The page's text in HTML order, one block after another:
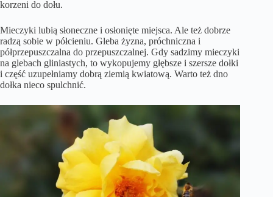
korzeni do dołu.
Mieczyki lubią słoneczne i osłonięte miejsca. Ale też dobrze
radzą sobie w półcieniu. Gleba żyzna, próchniczna i
półprzepuszczalna do przepuszczalnej. Gdy sadzimy mieczyki
na glebach gliniastych, to wykopujemy głębsze i szersze dołki
i część uzupełniamy dobrą ziemią kwiatową. Warto też dno
dołka nieco spulchnić.